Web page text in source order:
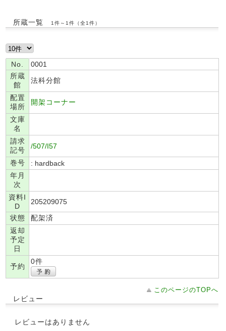
所蔵一覧 1件～1件（全1件）
No.
0001
所蔵
館
法科分館
配置
場所
開架コーナー
文庫
名
請求
記号
/507/I57
巻号
: hardback
年月
次
資料I
D
205209075
状態
配架済
返却
予定
日
予約
0件
このページのTOPへ
レビュー
レビューはありません